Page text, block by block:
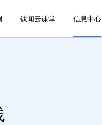
钛闻云课堂 信息中心